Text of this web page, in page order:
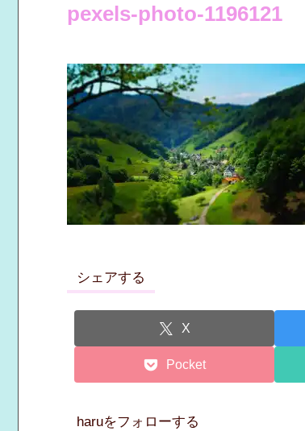
pexels-photo-1196121
シェアする
X
Pocket
haruをフォローする